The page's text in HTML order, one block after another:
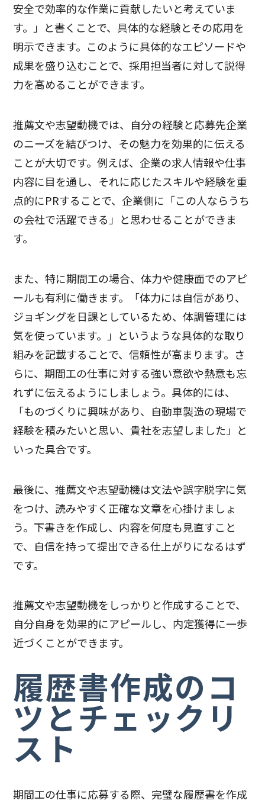
安全で効率的な作業に貢献したいと考えていま
す。」と書くことで、具体的な経験とその応用を
明示できます。このように具体的なエピソードや
成果を盛り込むことで、採用担当者に対して説得
力を高めることができます。
推薦文や志望動機では、自分の経験と応募先企業
のニーズを結びつけ、その魅力を効果的に伝える
ことが大切です。例えば、企業の求人情報や仕事
内容に目を通し、それに応じたスキルや経験を重
点的にPRすることで、企業側に「この人ならうち
の会社で活躍できる」と思わせることができま
す。
また、特に期間工の場合、体力や健康面でのアピ
ールも有利に働きます。「体力には自信があり、
ジョギングを日課としているため、体調管理には
気を使っています。」というような具体的な取り
組みを記載することで、信頼性が高まります。さ
らに、期間工の仕事に対する強い意欲や熱意も忘
れずに伝えるようにしましょう。具体的には、
「ものづくりに興味があり、自動車製造の現場で
経験を積みたいと思い、貴社を志望しました」と
いった具合です。
最後に、推薦文や志望動機は文法や誤字脱字に気
をつけ、読みやすく正確な文章を心掛けましょ
う。下書きを作成し、内容を何度も見直すこと
で、自信を持って提出できる仕上がりになるはず
です。
推薦文や志望動機をしっかりと作成することで、
自分自身を効果的にアピールし、内定獲得に一歩
近づくことができます。
履歴書作成のコ
ツとチェックリ
スト
期間工の仕事に応募する際、完璧な履歴書を作成